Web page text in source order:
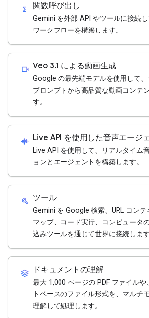
functions 関数呼び出し
Gemini を外部 API やツールに接続
ワークフローを構築します。
videocam Veo 3.1 による動画生成
Google の最先端モデルを使用して
プロンプトから高品質な動画コンテ
す。
android_recorder Live API を使用した音声エージ
Live API を使用して、リアルタイム
ョンとエージェントを構築します。
build ツール
Gemini を Google 検索、URL コン
マップ、コード実行、コンピュータ
込みツールを通じて世界に接続します
stacks ドキュメントの理解
最大 1,000 ページの PDF ファイルや
トベースのファイル形式を、マルチ
理解して処理します。